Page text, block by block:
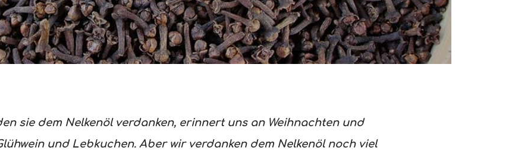
sie dem Nelkenöl verdanken, erinnert uns an Weihnachten und
und Lebkuchen. Aber wir verdanken dem Nelkenöl noch viel